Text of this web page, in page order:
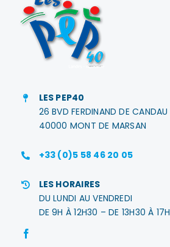
LES PEP40
26 BVD FERDINAND DE CANDAU
40000 MONT DE MARSAN
+33 (0)5 58 46 20 05
LES HORAIRES
DU LUNDI AU VENDREDI
DE 9H À 12H30 – DE 13H30 À 17H